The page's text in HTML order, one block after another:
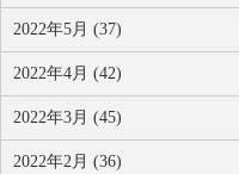
2022年5月 (37)
2022年4月 (42)
2022年3月 (45)
2022年2月 (36)